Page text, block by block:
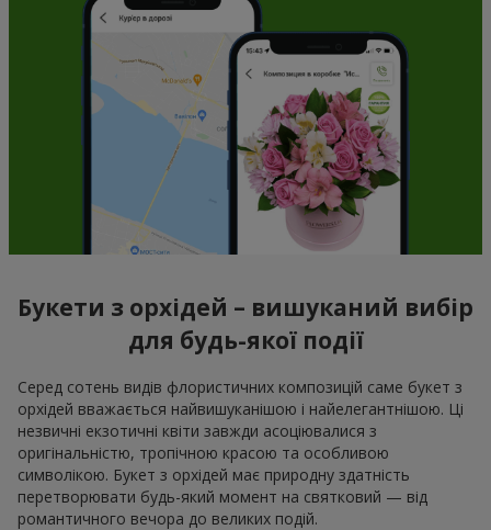
Букети з орхідей – вишуканий вибір
для будь-якої події
Серед сотень видів флористичних композицій саме букет з
орхідей вважається найвишуканішою і найелегантнішою. Ці
незвичні екзотичні квіти завжди асоціювалися з
оригінальністю, тропічною красою та особливою
символікою. Букет з орхідей має природну здатність
перетворювати будь-який момент на святковий — від
романтичного вечора до великих подій.